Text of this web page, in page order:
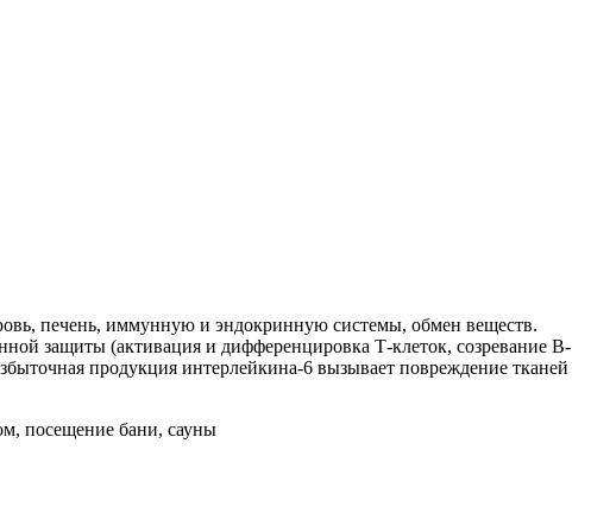
печень, иммунную и эндокринную системы, обмен веществ.
защиты (активация и дифференцировка Т-клеток, созревание В-
продукция интерлейкина-6 вызывает повреждение тканей
посещение бани, сауны